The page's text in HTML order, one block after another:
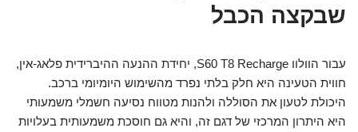
שבקצה הכבל
עבור הוולוו S60 T8 Recharge, יחידת ההנעה ההיברידית פלאג-אין,
חווית הטעינה היא חלק בלתי נפרד מהשימוש היומיומי ברכב.
היכולת לטעון את הסוללה ולהנות מטווח נסיעה חשמלי משמעותי
היא היתרון המרכזי של דגם זה, והיא גם חוסכת משמעותית בעלויות